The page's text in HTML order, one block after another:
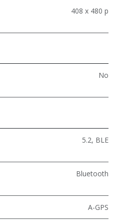
408 x 480 p
No
5.2, BLE
Bluetooth
A-GPS